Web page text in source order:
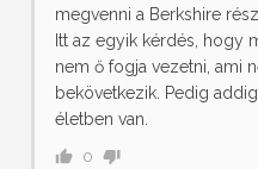
megvenni a Berkshire
Itt az egyik kérdés, hogy
nem ő fogja vezetni, ami
bekövetkezik. Pedig
életben van.
0